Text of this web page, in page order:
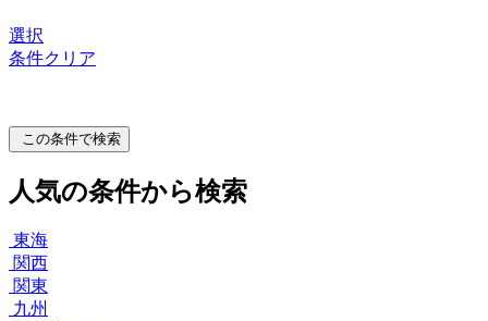
選択
条件クリア
この条件で検索
人気の条件から検索
東海
関西
関東
九州